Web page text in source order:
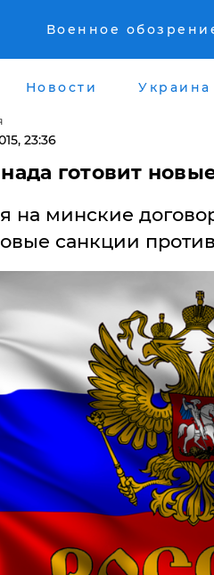
Военное
Новости Украина
23:36
готовит
на минские
санкции